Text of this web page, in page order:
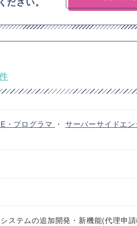
・プログラマ ・ サーバーサイドエ
ステムの追加開発・新機能(代理申